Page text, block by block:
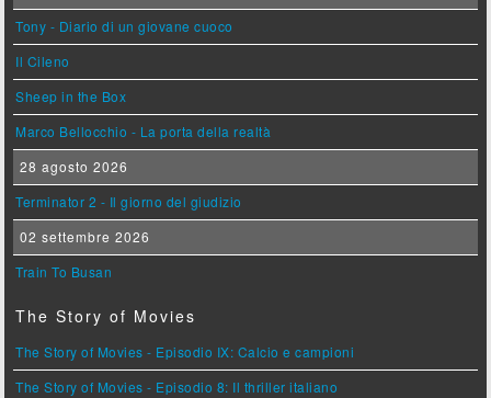
Tony - Diario di un giovane cuoco
Il Cileno
Sheep in the Box
Marco Bellocchio - La porta della realtà
28 agosto 2026
Terminator 2 - Il giorno del giudizio
02 settembre 2026
Train To Busan
The Story of Movies
The Story of Movies - Episodio IX: Calcio e campioni
The Story of Movies - Episodio 8: Il thriller italiano